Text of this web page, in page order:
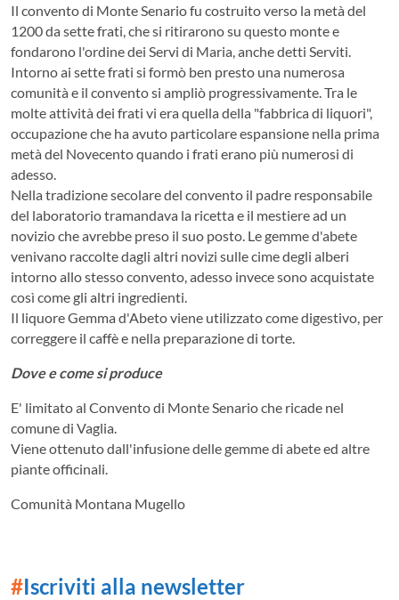
Il convento di Monte Senario fu costruito verso la metà del
1200 da sette frati, che si ritirarono su questo monte e
fondarono l'ordine dei Servi di Maria, anche detti Serviti.
Intorno ai sette frati si formò ben presto una numerosa
comunità e il convento si ampliò progressivamente. Tra le
molte attività dei frati vi era quella della "fabbrica di liquori",
occupazione che ha avuto particolare espansione nella prima
metà del Novecento quando i frati erano più numerosi di
adesso.
Nella tradizione secolare del convento il padre responsabile
del laboratorio tramandava la ricetta e il mestiere ad un
novizio che avrebbe preso il suo posto. Le gemme d'abete
venivano raccolte dagli altri novizi sulle cime degli alberi
intorno allo stesso convento, adesso invece sono acquistate
così come gli altri ingredienti.
Il liquore Gemma d'Abeto viene utilizzato come digestivo, per
correggere il caffè e nella preparazione di torte.
Dove e come si produce
E' limitato al Convento di Monte Senario che ricade nel
comune di Vaglia.
Viene ottenuto dall'infusione delle gemme di abete ed altre
piante officinali.
Comunità Montana Mugello
#Iscriviti alla newsletter